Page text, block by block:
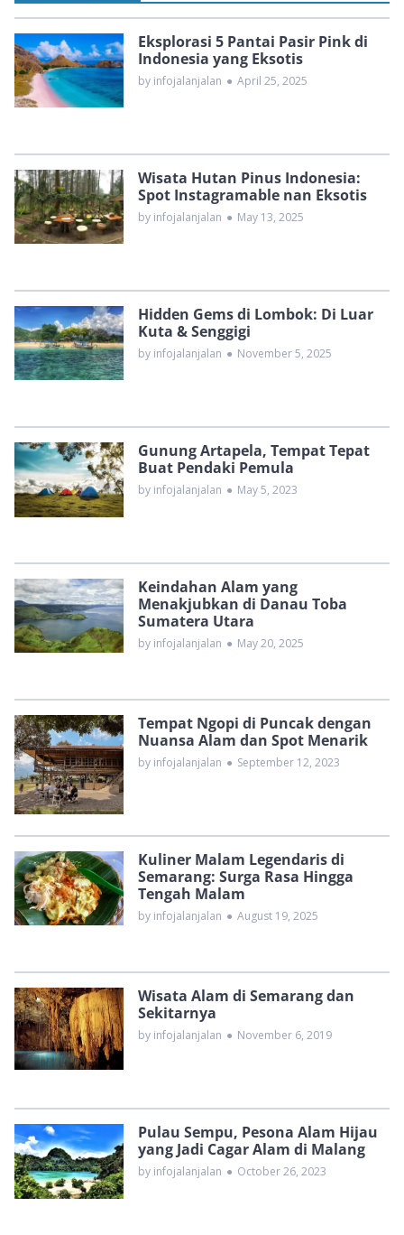
Eksplorasi 5 Pantai Pasir Pink di
Indonesia yang Eksotis
by infojalanjalan ● April 25, 2025
Wisata Hutan Pinus Indonesia:
Spot Instagramable nan Eksotis
by infojalanjalan ● May 13, 2025
Hidden Gems di Lombok: Di Luar
Kuta & Senggigi
by infojalanjalan ● November 5, 2025
Gunung Artapela, Tempat Tepat
Buat Pendaki Pemula
by infojalanjalan ● May 5, 2023
Keindahan Alam yang
Menakjubkan di Danau Toba
Sumatera Utara
by infojalanjalan ● May 20, 2025
Tempat Ngopi di Puncak dengan
Nuansa Alam dan Spot Menarik
by infojalanjalan ● September 12, 2023
Kuliner Malam Legendaris di
Semarang: Surga Rasa Hingga
Tengah Malam
by infojalanjalan ● August 19, 2025
Wisata Alam di Semarang dan
Sekitarnya
by infojalanjalan ● November 6, 2019
Pulau Sempu, Pesona Alam Hijau
yang Jadi Cagar Alam di Malang
by infojalanjalan ● October 26, 2023